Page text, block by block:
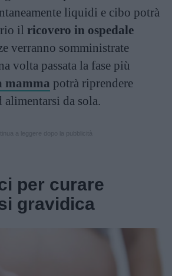
liquidi e cibo potrà
il ricovero in ospedale
verranno somministrate
volta passata la fase più
mamma potrà riprendere
alimentarsi da sola.
per curare
gravidica